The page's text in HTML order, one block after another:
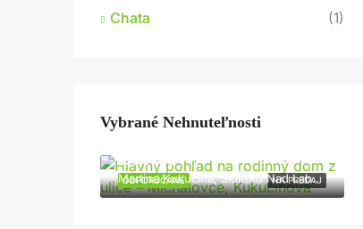
Chata
(1)
Vybrané Nehnuteľnosti
NA PREDAJ
ODPORÚČANÉ
335 000€
Martina Kukučína, Sídlisko Nad Laborcom, Stráňany, Michalovce, okres Michalovce, Košický kraj, Východné Slovensko, 071 01, Slovensko